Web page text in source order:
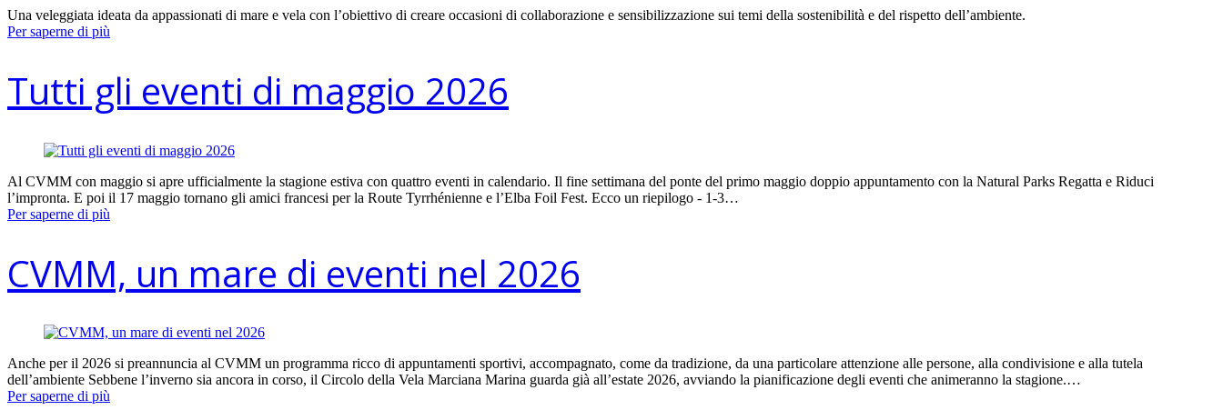
Una veleggiata ideata da appassionati di mare e vela con l’obiettivo di creare occasioni di collaborazione e sensibilizzazione sui temi della sostenibilità e del rispetto dell’ambiente.
Per saperne di più
Tutti gli eventi di maggio 2026
Al CVMM con maggio si apre ufficialmente la stagione estiva con quattro eventi in calendario. Il fine settimana del ponte del primo maggio doppio appuntamento con la Natural Parks Regatta e Riduci
l’impronta. E poi il 17 maggio tornano gli amici francesi per la Route Tyrrhénienne e l’Elba Foil Fest. Ecco un riepilogo - 1-3…
Per saperne di più
CVMM, un mare di eventi nel 2026
Anche per il 2026 si preannuncia al CVMM un programma ricco di appuntamenti sportivi, accompagnato, come da tradizione, da una particolare attenzione alle persone, alla condivisione e alla tutela
dell’ambiente Sebbene l’inverno sia ancora in corso, il Circolo della Vela Marciana Marina guarda già all’estate 2026, avviando la pianificazione degli eventi che animeranno la stagione.…
Per saperne di più